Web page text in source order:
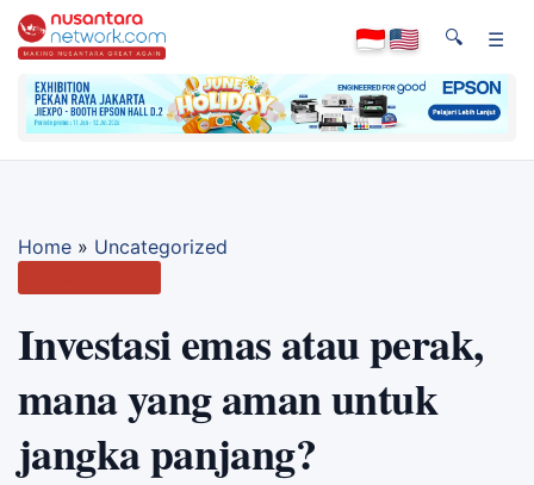
🔍 ☰
Home » Uncategorized
Investasi emas atau perak,
mana yang aman untuk
jangka panjang?